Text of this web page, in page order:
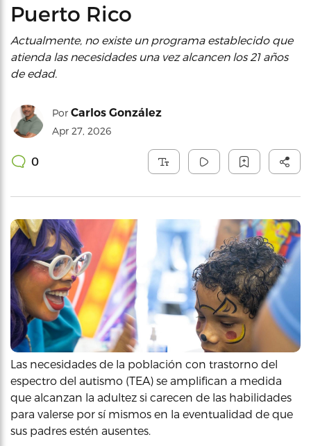
Puerto Rico
Actualmente, no existe un programa establecido que
atienda las necesidades una vez alcancen los 21 años
de edad.
Por Carlos González
Apr 27, 2026
0
Las necesidades de la población con trastorno del
espectro del autismo (TEA) se amplifican a medida
que alcanzan la adultez si carecen de las habilidades
para valerse por sí mismos en la eventualidad de que
sus padres estén ausentes.